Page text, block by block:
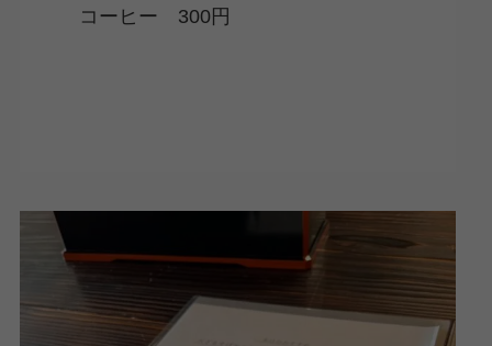
コーヒー 300円